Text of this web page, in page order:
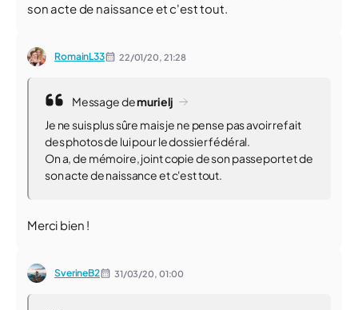
son acte de naissance et c'est tout.
RomainL33 22/01/20, 21:28
Message demurielj
Je ne suis plus sûre mais je ne pense pas avoir refait
des photos de lui pour le dossier fédéral.
On a, de mémoire, joint copie de son passeport et de
son acte de naissance et c'est tout.
Merci bien !
SverineB2 31/03/20, 01:00